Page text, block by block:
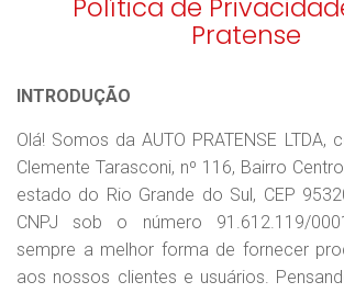
Política de
Pratense
INTRODUÇÃO
Olá! Somos da AUTO PRATENSE LTDA,
Clemente Tarasconi, nº 116, Bairro
estado do Rio Grande do Sul, CEP
CNPJ sob o número 91.612.119/
sempre a melhor forma de fornecer
aos nossos clientes e usuários.